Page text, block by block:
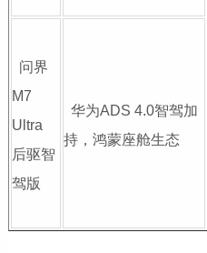
问界
M7
Ultra
后驱智
驾版
华为ADS 4.0智驾加
持，鸿蒙座舱生态